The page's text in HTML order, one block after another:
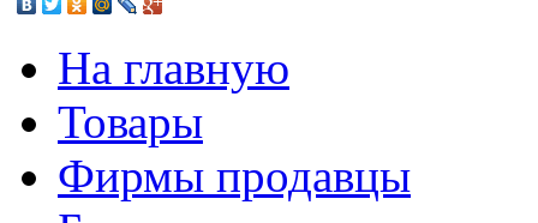
На главную
Товары
Фирмы продавцы